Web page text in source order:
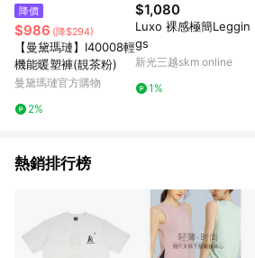
降價
$986 (降$294)
【曼黛瑪璉】I40008輕
機能暖塑褲(靚茶粉)
曼黛瑪璉官方購物
2%
$1,080
Luxo 裸感極簡Leggin
gs
新光三越skm online
1%
熱銷排行榜